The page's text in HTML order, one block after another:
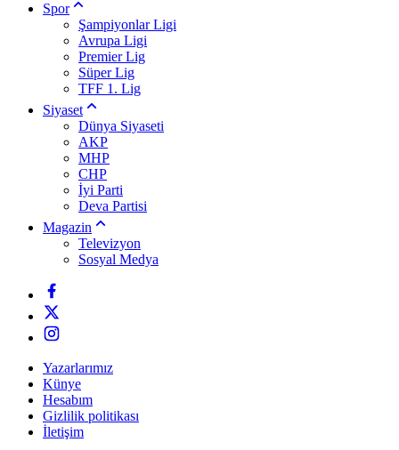
Spor
Şampiyonlar Ligi
Avrupa Ligi
Premier Lig
Süper Lig
TFF 1. Lig
Siyaset
Dünya Siyaseti
AKP
MHP
CHP
İyi Parti
Deva Partisi
Magazin
Televizyon
Sosyal Medya
Yazarlarımız
Künye
Hesabım
Gizlilik politikası
İletişim